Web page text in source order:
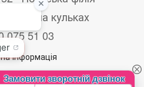
Друк на кульках
075 51 03
інформація
сайту